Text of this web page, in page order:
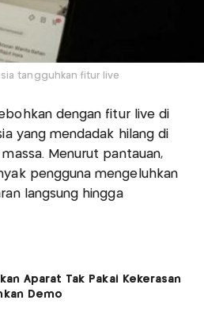
tangguhkan fitur live
dengan fitur live di
yang mendadak hilang di
Menurut pantauan,
pengguna mengeluhkan
langsung hingga
Aparat Tak Pakai Kekerasan
Demo